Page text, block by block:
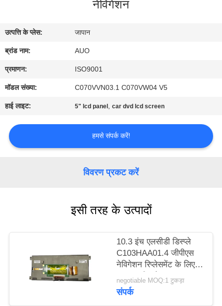
भ्रमण
गुणवत्ता
नियंत्रण
संपर्क
करें
समाचार
विनती
साइटमैप
नेविगेशन
उत्पत्ति के प्लेस: जापान
ब्रांड नाम: AUO
प्रमाणन: ISO9001
मॉडल संख्या: C070VVN03.1 C070VW04 V5
हाई लाइट: 5" lcd panel ,car dvd lcd screen
हमसे संपर्क करें!
विवरण प्रकट करें
इसी तरह के उत्पादों
10.3 इंच एलसीडी डिस्प्ले
C103HAA01.4 जीपीएस
नेविगेशन रिप्लेसमेंट के लिए
कार स्क्रीन पैनल
negotiable MOQ:1 टुकड़ा
संपर्क